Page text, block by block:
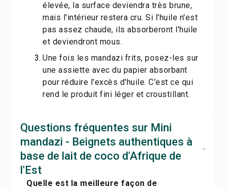
élevée, la surface deviendra très brune,
mais l'intérieur restera cru. Si l'huile n'est
pas assez chaude, ils absorberont l'huile
et deviendront mous.
Une fois les mandazi frits, posez-les sur
une assiette avec du papier absorbant
pour réduire l'excès d'huile. C'est ce qui
rend le produit fini léger et croustillant.
Questions fréquentes sur Mini
mandazi - Beignets authentiques à
base de lait de coco d'Afrique de
l'Est
Quelle est la meilleure façon de